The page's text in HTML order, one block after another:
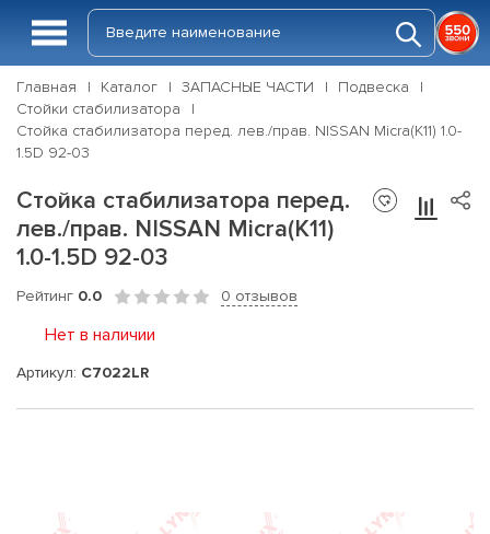
Главная Каталог ЗАПАСНЫЕ ЧАСТИ
Подвеска
Стойки стабилизатора
Стойка стабилизатора перед. лев./прав. NISSAN Micra(K11) 1.0-
1.5D 92-03
Стойка стабилизатора перед.
лев./прав. NISSAN Micra(K11)
1.0-1.5D 92-03
Рейтинг 0.0 0 отзывов
Нет в наличии
Артикул: C7022LR